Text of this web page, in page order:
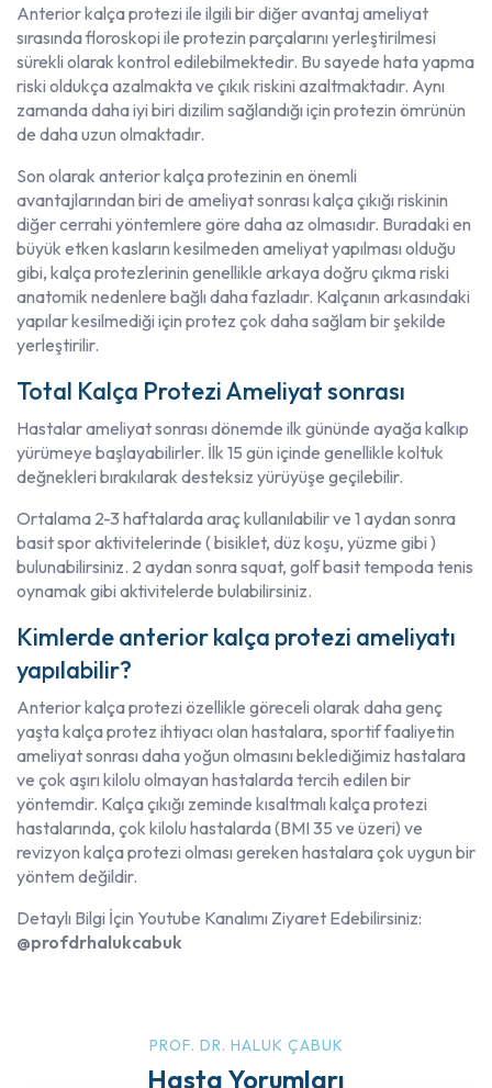
Anterior kalça protezi ile ilgili bir diğer avantaj ameliyat
sırasında floroskopi ile protezin parçalarını yerleştirilmesi
sürekli olarak kontrol edilebilmektedir. Bu sayede hata yapma
riski oldukça azalmakta ve çıkık riskini azaltmaktadır. Aynı
zamanda daha iyi biri dizilim sağlandığı için protezin ömrünün
de daha uzun olmaktadır.
Son olarak anterior kalça protezinin en önemli
avantajlarından biri de ameliyat sonrası kalça çıkığı riskinin
diğer cerrahi yöntemlere göre daha az olmasıdır. Buradaki en
büyük etken kasların kesilmeden ameliyat yapılması olduğu
gibi, kalça protezlerinin genellikle arkaya doğru çıkma riski
anatomik nedenlere bağlı daha fazladır. Kalçanın arkasındaki
yapılar kesilmediği için protez çok daha sağlam bir şekilde
yerleştirilir.
Total Kalça Protezi Ameliyat sonrası
Hastalar ameliyat sonrası dönemde ilk gününde ayağa kalkıp
yürümeye başlayabilirler. İlk 15 gün içinde genellikle koltuk
değnekleri bırakılarak desteksiz yürüyüşe geçilebilir.
Ortalama 2-3 haftalarda araç kullanılabilir ve 1 aydan sonra
basit spor aktivitelerinde ( bisiklet, düz koşu, yüzme gibi )
bulunabilirsiniz. 2 aydan sonra squat, golf basit tempoda tenis
oynamak gibi aktivitelerde bulabilirsiniz.
Kimlerde anterior kalça protezi ameliyatı
yapılabilir?
Anterior kalça protezi özellikle göreceli olarak daha genç
yaşta kalça protez ihtiyacı olan hastalara, sportif faaliyetin
ameliyat sonrası daha yoğun olmasını beklediğimiz hastalara
ve çok aşırı kilolu olmayan hastalarda tercih edilen bir
yöntemdir. Kalça çıkığı zeminde kısaltmalı kalça protezi
hastalarında, çok kilolu hastalarda (BMI 35 ve üzeri) ve
revizyon kalça protezi olması gereken hastalara çok uygun bir
yöntem değildir.
Detaylı Bilgi İçin Youtube Kanalımı Ziyaret Edebilirsiniz:
@profdrhalukcabuk
PROF. DR. HALUK ÇABUK
Hasta Yorumları